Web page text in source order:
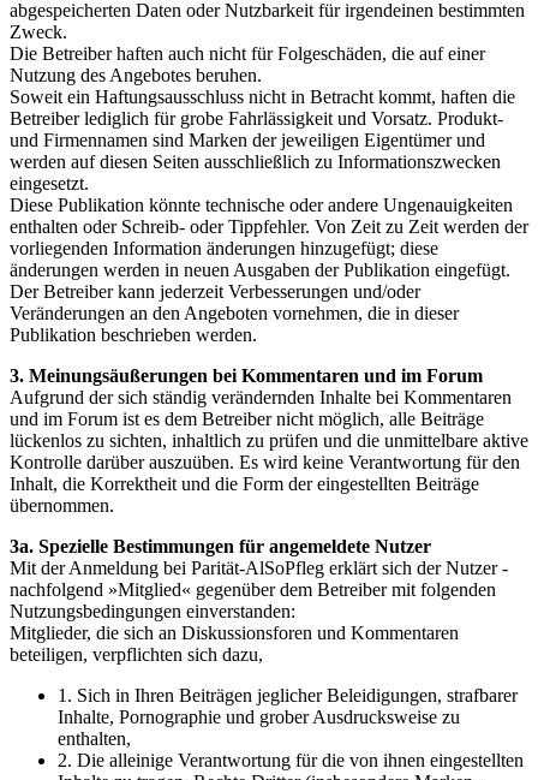
abgespeicherten Daten oder Nutzbarkeit für irgendeinen bestimmten
Zweck.
Die Betreiber haften auch nicht für Folgeschäden, die auf einer
Nutzung des Angebotes beruhen.
Soweit ein Haftungsausschluss nicht in Betracht kommt, haften die
Betreiber lediglich für grobe Fahrlässigkeit und Vorsatz. Produkt-
und Firmennamen sind Marken der jeweiligen Eigentümer und
werden auf diesen Seiten ausschließlich zu Informationszwecken
eingesetzt.
Diese Publikation könnte technische oder andere Ungenauigkeiten
enthalten oder Schreib- oder Tippfehler. Von Zeit zu Zeit werden der
vorliegenden Information änderungen hinzugefügt; diese
änderungen werden in neuen Ausgaben der Publikation eingefügt.
Der Betreiber kann jederzeit Verbesserungen und/oder
Veränderungen an den Angeboten vornehmen, die in dieser
Publikation beschrieben werden.
3. Meinungsäußerungen bei Kommentaren und im Forum
Aufgrund der sich ständig verändernden Inhalte bei Kommentaren
und im Forum ist es dem Betreiber nicht möglich, alle Beiträge
lückenlos zu sichten, inhaltlich zu prüfen und die unmittelbare aktive
Kontrolle darüber auszuüben. Es wird keine Verantwortung für den
Inhalt, die Korrektheit und die Form der eingestellten Beiträge
übernommen.
3a. Spezielle Bestimmungen für angemeldete Nutzer
Mit der Anmeldung bei Parität-AlSoPfleg erklärt sich der Nutzer -
nachfolgend »Mitglied« gegenüber dem Betreiber mit folgenden
Nutzungsbedingungen einverstanden:
Mitglieder, die sich an Diskussionsforen und Kommentaren
beteiligen, verpflichten sich dazu,
1. Sich in Ihren Beiträgen jeglicher Beleidigungen, strafbarer
Inhalte, Pornographie und grober Ausdrucksweise zu
enthalten,
2. Die alleinige Verantwortung für die von ihnen eingestellten